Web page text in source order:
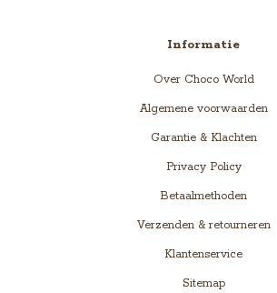
Informatie
Over Choco World
Algemene voorwaarden
Garantie & Klachten
Privacy Policy
Betaalmethoden
Verzenden & retourneren
Klantenservice
Sitemap